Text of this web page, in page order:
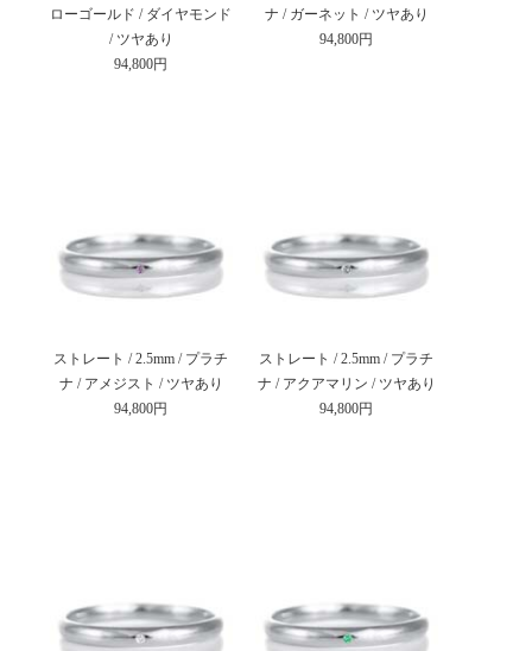
ローゴールド / ダイヤモンド
/ ツヤあり
94,800円
ナ / ガーネット / ツヤあり
94,800円
ストレート / 2.5mm / プラチ
ナ / アメジスト / ツヤあり
94,800円
ストレート / 2.5mm / プラチ
ナ / アクアマリン / ツヤあり
94,800円